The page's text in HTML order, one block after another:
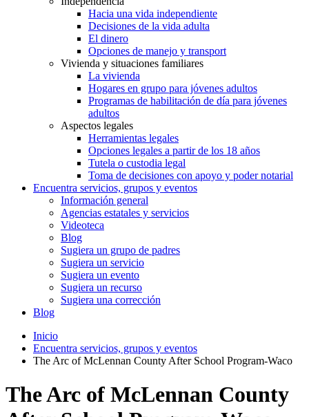
Hacia una vida independiente
Decisiones de la vida adulta
El dinero
Opciones de manejo y transport
Vivienda y situaciones familiares
La vivienda
Hogares en grupo para jóvenes adultos
Programas de habilitación de día para jóvenes
adultos
Aspectos legales
Herramientas legales
Opciones legales a partir de los 18 años
Tutela o custodia legal
Toma de decisiones con apoyo y poder notarial
Encuentra servicios, grupos y eventos
Información general
Agencias estatales y servicios
Videoteca
Blog
Sugiera un grupo de padres
Sugiera un servicio
Sugiera un evento
Sugiera un recurso
Sugiera una corrección
Blog
Inicio
Encuentra servicios, grupos y eventos
The Arc of McLennan County After School Program-Waco
The Arc of McLennan County